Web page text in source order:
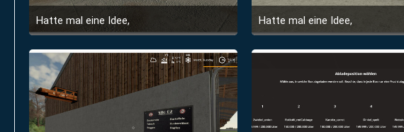
Hatte mal eine Idee,
6. Juni 2020 um 20:27
Hatte mal eine Idee,
6. Juni 2020 um 20:27